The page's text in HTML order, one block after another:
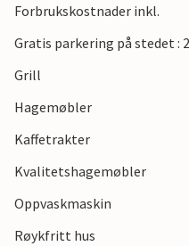
Forbrukskostnader inkl.
Gratis parkering på stedet :
Grill
Hagemøbler
Kaffetrakter
Kvalitetshagemøbler
Oppvaskmaskin
Røykfritt hus